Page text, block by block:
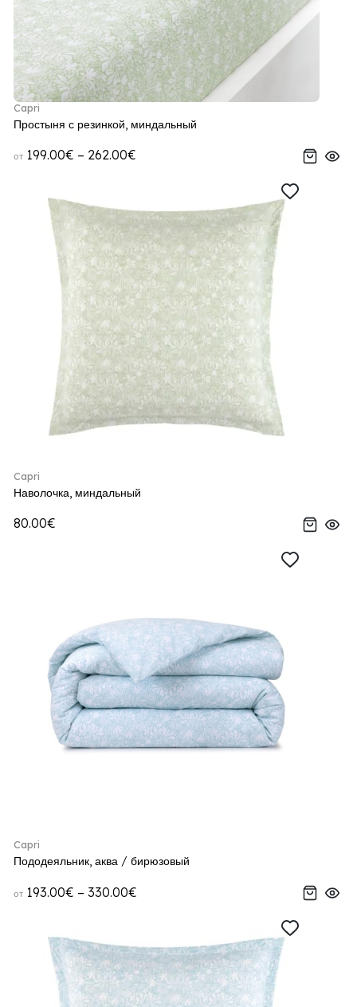
Capri
Простыня с резинкой, миндальный
от 199.00€ – 262.00€
Capri
Наволочка, миндальный
80.00€
Capri
Пододеяльник, аква / бирюзовый
от 193.00€ – 330.00€